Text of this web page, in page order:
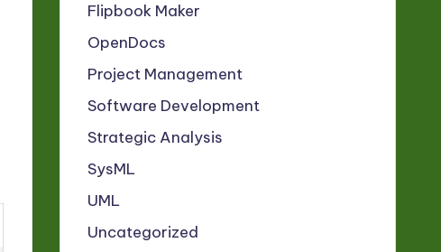
Flipbook Maker
OpenDocs
Project Management
Software Development
Strategic Analysis
SysML
UML
Uncategorized